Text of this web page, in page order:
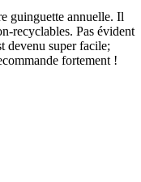
guinguette annuelle. Il
recyclables. Pas évident
devenu super facile;
fortement !